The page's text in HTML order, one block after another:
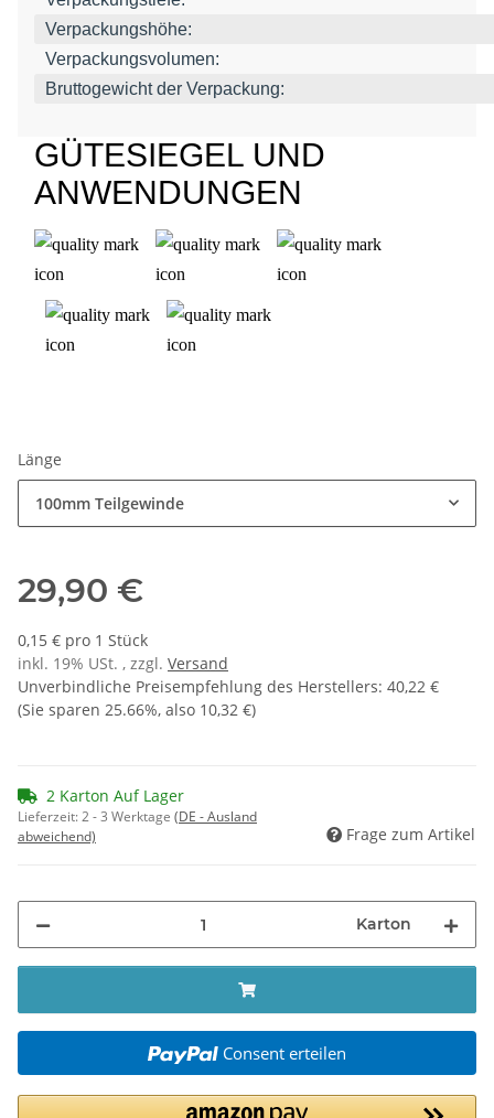
Verpackungshöhe:
Verpackungsvolumen:
Bruttogewicht der Verpackung:
GÜTESIEGEL UND
ANWENDUNGEN
Länge
100mm Teilgewinde
29,90 €
0,15 € pro 1 Stück
inkl. 19% USt. , zzgl. Versand
Unverbindliche Preisempfehlung des Herstellers: 40,22 €
(Sie sparen 25.66%, also 10,32 €)
2 Karton Auf Lager
Lieferzeit:2 - 3 Werktage (DE - Ausland
abweichend)
Frage zum Artikel
Karton
Consent erteilen